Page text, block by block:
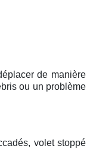
de manière
ou un problème
volet stoppé